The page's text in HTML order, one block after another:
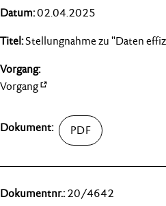
02.04.2025
Stellungnahme zu "Daten
Vorgang
20/4642